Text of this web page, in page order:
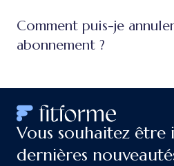
Comment puis-je
abonnement ?
Vous souhaitez être
dernières